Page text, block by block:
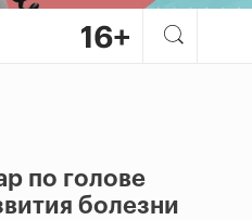
по голове
болезни